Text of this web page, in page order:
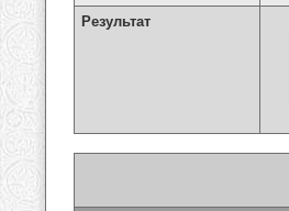
Результат